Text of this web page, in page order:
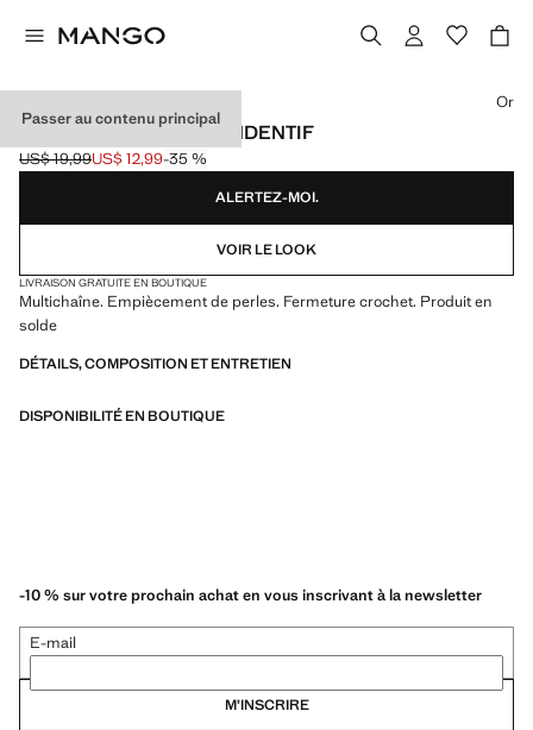
Passer au contenu principal
COLLIER MULTIPLE PENDENTIF
Prix initial barré [US$ 19,99 ]
US$ 19,99
Prix actuel [US$ 12,99 ]
US$ 12,99-35 %
Choisissez une couleur
Or
ALERTEZ-MOI.
VOIR LE LOOK
LIVRAISON GRATUITE EN BOUTIQUE
Multichaîne. Empiècement de perles. Fermeture crochet. Produit en
solde
DÉTAILS, COMPOSITION ET ENTRETIEN
DISPONIBILITÉ EN BOUTIQUE
-10 % sur votre prochain achat en vous inscrivant à la newsletter
E-mail
M’INSCRIRE